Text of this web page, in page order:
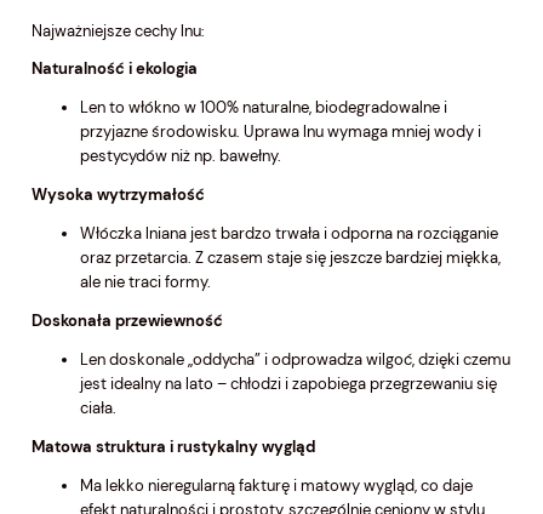
Najważniejsze cechy lnu:
Naturalność i ekologia
Len to włókno w 100% naturalne, biodegradowalne i
przyjazne środowisku. Uprawa lnu wymaga mniej wody i
pestycydów niż np. bawełny.
Wysoka wytrzymałość
Włóczka lniana jest bardzo trwała i odporna na rozciąganie
oraz przetarcia. Z czasem staje się jeszcze bardziej miękka,
ale nie traci formy.
Doskonała przewiewność
Len doskonale „oddycha” i odprowadza wilgoć, dzięki czemu
jest idealny na lato – chłodzi i zapobiega przegrzewaniu się
ciała.
Matowa struktura i rustykalny wygląd
Ma lekko nieregularną fakturę i matowy wygląd, co daje
efekt naturalności i prostoty, szczególnie ceniony w stylu